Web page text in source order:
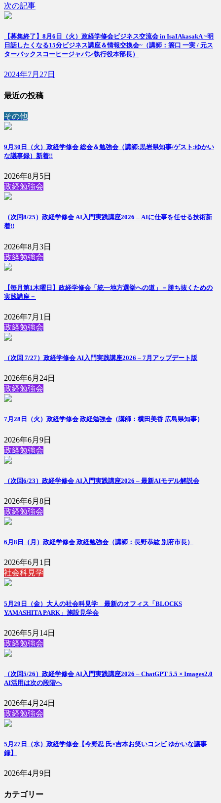
次の記事
【募集終了】8月6日（火）政経学修会ビジネス交流会 in IsaIAkasakA ~明
日話したくなる15分ビジネス講座＆情報交換会~（講師：簑口 一実 / 元ス
ターバックスコーヒージャパン執行役本部長）
2024年7月27日
最近の投稿
その他
9月30日（火）政経学修会 総会＆勉強会（講師:黒岩県知事/ゲスト:ゆかい
な議事録） 新着!!
2026年8月5日
政経勉強会
（次回8/25）政経学修会 AI入門実践講座2026 – AIに仕事を任せる技術新
着!!
2026年8月3日
政経勉強会
【毎月第1木曜日】政経学修会「統一地方選挙への道」－勝ち抜くための
実践講座－
2026年7月1日
政経勉強会
（次回 7/27）政経学修会 AI入門実践講座2026 – 7月アップデート版
2026年6月24日
政経勉強会
7月28日（火）政経学修会 政経勉強会（講師：横田美香 広島県知事）
2026年6月9日
政経勉強会
（次回6/23）政経学修会 AI入門実践講座2026 – 最新AIモデル解説会
2026年6月8日
政経勉強会
6月8日（月）政経学修会 政経勉強会（講師：長野恭紘 別府市長）
2026年6月1日
社会科見学
5月29日（金）大人の社会科見学 最新のオフィス「BLOCKS
YAMASHITA PARK」施設見学会
2026年5月14日
政経勉強会
（次回5/26）政経学修会 AI入門実践講座2026 – ChatGPT 5.5 × Images2.0
AI活用は次の段階へ
2026年4月24日
政経勉強会
5月27日（水）政経学修会【今野忍 氏×吉本お笑いコンビ ゆかいな議事
録】
2026年4月9日
カテゴリー